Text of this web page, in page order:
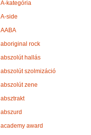
A-kategória
A-side
AABA
aboriginal rock
abszolút hallás
abszolút szolmizáció
abszolút zene
absztrakt
abszurd
academy award